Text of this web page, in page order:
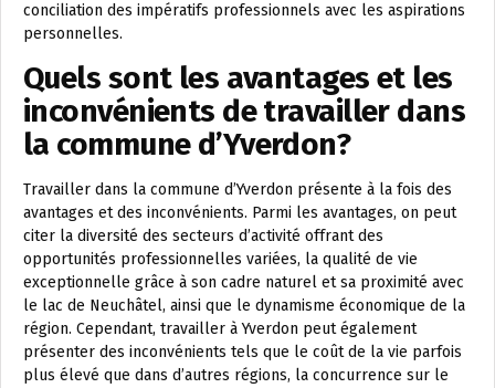
conciliation des impératifs professionnels avec les aspirations
personnelles.
Quels sont les avantages et les
inconvénients de travailler dans
la commune d’Yverdon?
Travailler dans la commune d’Yverdon présente à la fois des
avantages et des inconvénients. Parmi les avantages, on peut
citer la diversité des secteurs d’activité offrant des
opportunités professionnelles variées, la qualité de vie
exceptionnelle grâce à son cadre naturel et sa proximité avec
le lac de Neuchâtel, ainsi que le dynamisme économique de la
région. Cependant, travailler à Yverdon peut également
présenter des inconvénients tels que le coût de la vie parfois
plus élevé que dans d’autres régions, la concurrence sur le